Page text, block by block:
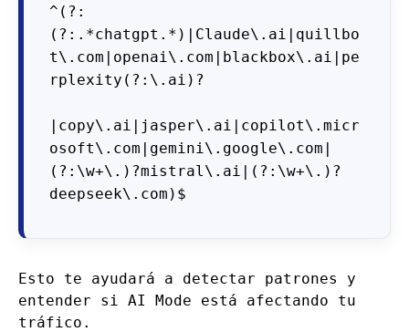
^(?:
(?:.*chatgpt.*)|Claude\.ai|quillbo
t\.com|openai\.com|blackbox\.ai|pe
rplexity(?:\.ai)?
|copy\.ai|jasper\.ai|copilot\.micr
osoft\.com|gemini\.google\.com|
(?:\w+\.)?mistral\.ai|(?:\w+\.)?
deepseek\.com)$
Esto te ayudará a detectar patrones y
entender si AI Mode está afectando tu
tráfico.